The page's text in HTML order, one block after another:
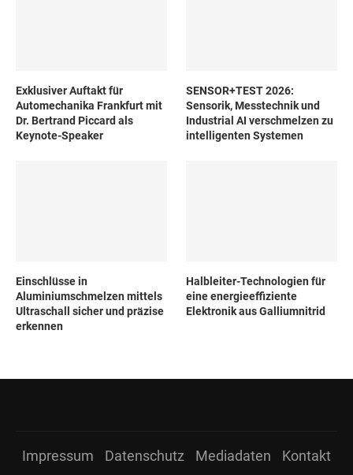
Exklusiver Auftakt für
Automechanika Frankfurt mit
Dr. Bertrand Piccard als
Keynote-Speaker
SENSOR+TEST 2026:
Sensorik, Messtechnik und
Industrial AI verschmelzen zu
intelligenten Systemen
Einschlüsse in
Aluminiumschmelzen mittels
Ultraschall sicher und präzise
erkennen
Halbleiter-Technologien für
eine energieeffiziente
Elektronik aus Galliumnitrid
Impressum Datenschutz Mediadaten Kontakt